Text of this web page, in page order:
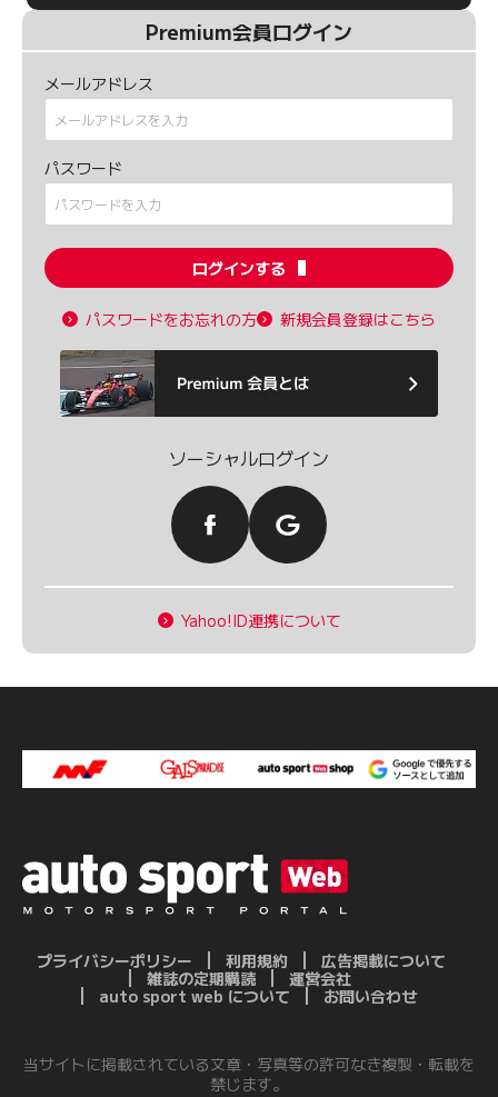
Premium会員ログイン
メールアドレス
パスワード
ログインする
パスワードをお忘れの方 新規会員登録はこちら
ソーシャルログイン
Yahoo!ID連携について
プライバシーポリシー 利用規約
広告掲載について
雑誌の定期購読
運営会社
auto sport web について
お問い合わせ
当サイトに掲載されている文章・写真等の許可なき複製・転載を
禁じます。